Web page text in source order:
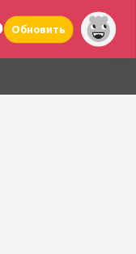
Обновить